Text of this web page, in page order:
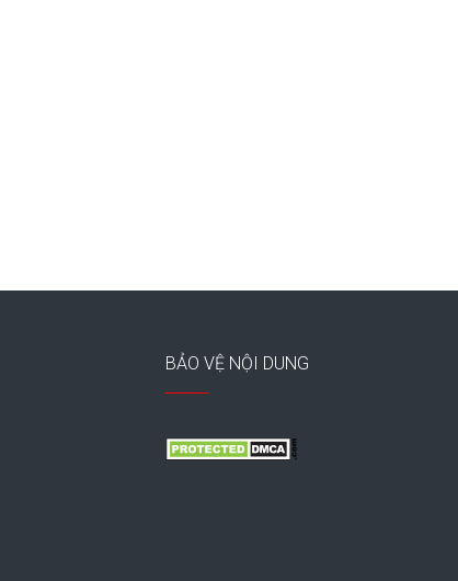
BẢO VỆ NỘI DUNG